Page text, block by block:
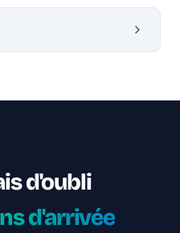
d'oubli
d'arrivée